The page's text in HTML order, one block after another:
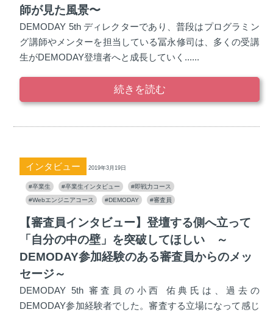
師が見た風景〜
DEMODAY 5th ディレクターであり、普段はプログラミン
グ講師やメンターを担当している冨永修司は、多くの受講
生がDEMODAY登壇者へと成長していく......
続きを読む
インタビュー 2019年3月19日
#卒業生 #卒業生インタビュー
#即戦力コース
#Webエンジニアコース
#DEMODAY #審査員
【審査員インタビュー】登壇する側へ立って
「自分の中の壁」を突破してほしい ～
DEMODAY参加経験のある審査員からのメッ
セージ～
DEMODAY 5th 審査員の小西 佑典氏は、過去の
DEMODAY参加経験者でした。審査する立場になって感じ